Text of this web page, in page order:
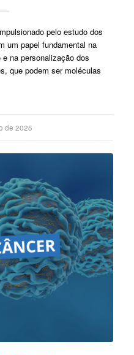
pelo estudo dos
um papel fundamental na
na personalização dos
que podem ser moléculas
de 2025